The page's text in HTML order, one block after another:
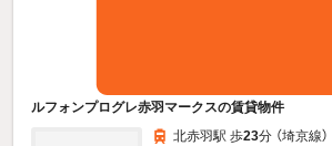
ルフォンプログレ赤羽マークスの賃貸物件
北赤羽駅 歩23分 （埼京線）